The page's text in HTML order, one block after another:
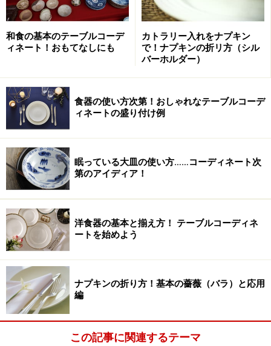
和食の基本のテーブルコーデ
ィネート！おもてなしにも
カトラリー入れをナプキン
で！ナプキンの折リ方（シル
バーホルダー）
食器の使い方次第！おしゃれなテーブルコーデ
ィネートの盛り付け例
眠っている大皿の使い方……コーディネート次
第のアイディア！
洋食器の基本と揃え方！ テーブルコーディネ
ートを始めよう
ナプキンの折り方！基本の薔薇（バラ）と応用
編
この記事に関連するテーマ